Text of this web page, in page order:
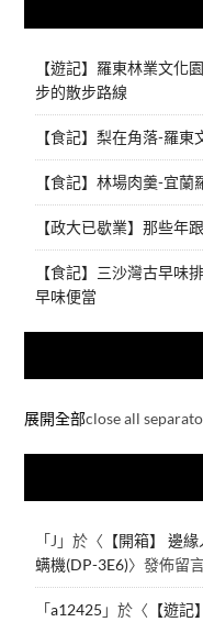
【遊記】羅東林業文化
步的散步路線
【食記】梨在角落-羅
【食記】林場肉羹-宜
【政大已歇業】那些年
【食記】三沙灣古早味
早味便當
展開全部close all
「J 」於〈 【開箱】 邊
螨機(DP-3E6)〉發佈留
「a12425 」於〈 【遊